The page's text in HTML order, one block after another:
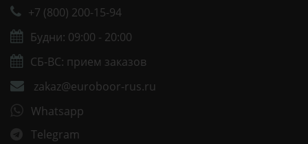
+7 (800) 200-15-94
Будни: 09:00 - 20:00
СБ-ВС: прием заказов
zakaz@euroboor-rus.ru
Whatsapp
Telegram